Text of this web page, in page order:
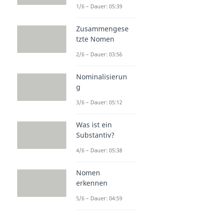
1/6 – Dauer: 05:39
Zusammengese
tzte Nomen
2/6 – Dauer: 03:56
Nominalisierun
g
3/6 – Dauer: 05:12
Was ist ein
Substantiv?
4/6 – Dauer: 05:38
Nomen
erkennen
5/6 – Dauer: 04:59